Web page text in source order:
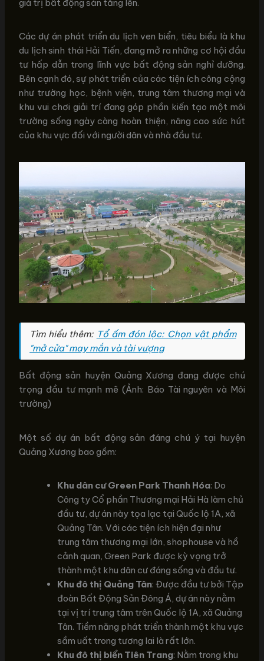
giá trị bất động sản tăng lên.
Các dự án phát triển du lịch ven biển, tiêu biểu là khu
du lịch sinh thái Hải Tiến, đang mở ra những cơ hội đầu
tư hấp dẫn trong lĩnh vực bất động sản nghỉ dưỡng.
Bên cạnh đó, sự phát triển của các tiện ích công cộng
như trường học, bệnh viện, trung tâm thương mại và
khu vui chơi giải trí đang góp phần kiến tạo một môi
trường sống ngày càng hoàn thiện, nâng cao sức hút
của khu vực đối với người dân và nhà đầu tư.
Tìm hiểu thêm: Tổ ấm đón lộc: Chọn vật phẩm
"mở cửa" may mắn và tài vượng
Bất động sản huyện Quảng Xương đang được chú
trọng đầu tư mạnh mẽ (Ảnh: Báo Tài nguyên và Môi
trường)
Một số dự án bất động sản đáng chú ý tại huyện
Quảng Xương bao gồm:
Khu dân cư Green Park Thanh Hóa: Do
Công ty Cổ phần Thương mại Hải Hà làm chủ
đầu tư, dự án này tọa lạc tại Quốc lộ 1A, xã
Quảng Tân. Với các tiện ích hiện đại như
trung tâm thương mại lớn, shophouse và hồ
cảnh quan, Green Park được kỳ vọng trở
thành một khu dân cư đáng sống và đầu tư.
Khu đô thị Quảng Tân: Được đầu tư bởi Tập
đoàn Bất Động Sản Đông Á, dự án này nằm
tại vị trí trung tâm trên Quốc lộ 1A, xã Quảng
Tân. Tiềm năng phát triển thành một khu vực
sầm uất trong tương lai là rất lớn.
Khu đô thị biển Tiên Trang: Nằm trong khu